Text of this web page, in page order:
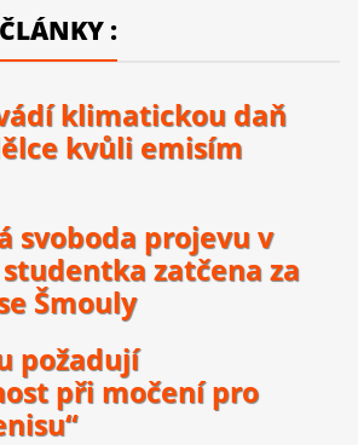
:
klimatickou daň
kvůli emisím
svoboda projevu v
zatčena za
Šmouly
požadují
při močení pro